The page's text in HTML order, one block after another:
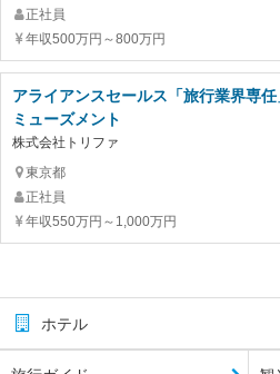
正社員
年収500万円～800万円
アライアンスセールス「旅行業界専
ミューズメント
株式会社トリファ
東京都
正社員
年収550万円～1,000万円
ホテル